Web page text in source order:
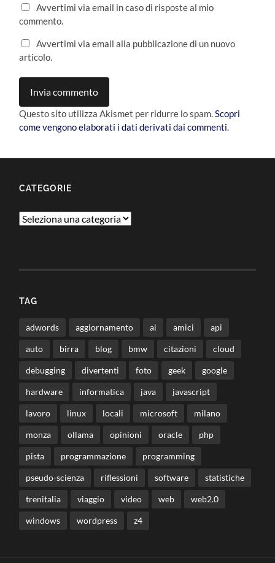
Avvertimi via email in caso di risposte al mio
commento.
Avvertimi via email alla pubblicazione di un nuovo
articolo.
Questo sito utilizza Akismet per ridurre lo spam.Scopri
come vengono elaborati i dati derivati dai commenti.
CATEGORIE
Categorie
TAG
adwords aggiornamento ai amici api
auto birra blog bmw citazioni cloud
debugging divertenti foto geek google
hardware informatica java javascript
lavoro linux locali microsoft milano
monza ollama opinioni oracle php
pista programmazione programming
pseudo-scienza riflessioni software statistiche
trenitalia viaggio video web web2.0
windows wordpress z4